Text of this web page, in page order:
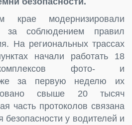
крае модернизировали
за соблюдением правил
На региональных трассах
начали работать 18
фото- и
за первую неделю их
свыше 20 тысяч
часть протоколов связана
безопасности у водителей и